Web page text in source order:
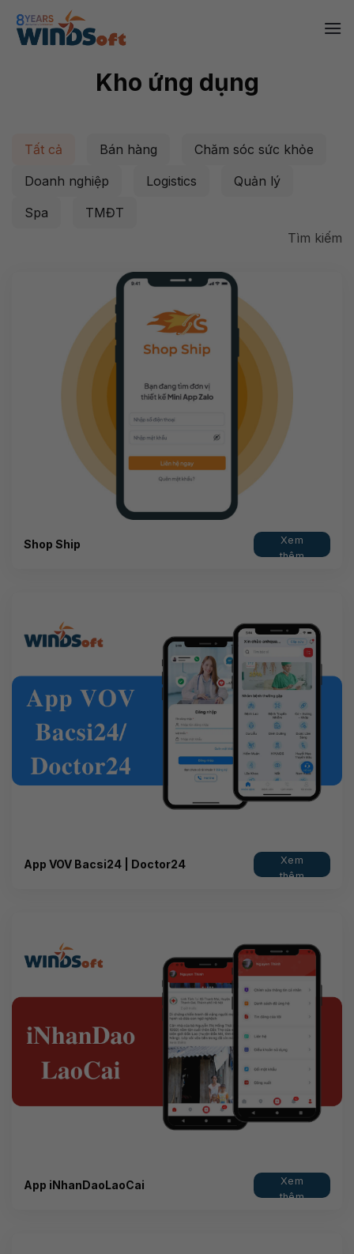
content
Kho ứng dụng
Tất cả Bán hàng
Chăm sóc sức khỏe
Doanh nghiệp
Logistics
Quản lý
Spa
TMĐT
Tìm kiếm
Shop Ship
Xem
thêm
App VOV Bacsi24 | Doctor24
Xem
thêm
App iNhanDaoLaoCai
Xem
thêm